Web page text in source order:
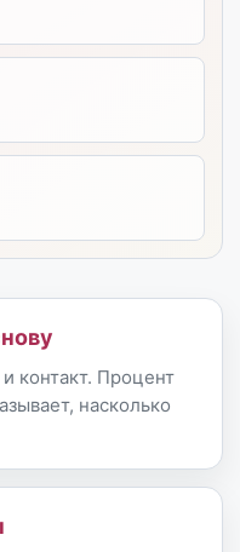
контакт. Процент
насколько